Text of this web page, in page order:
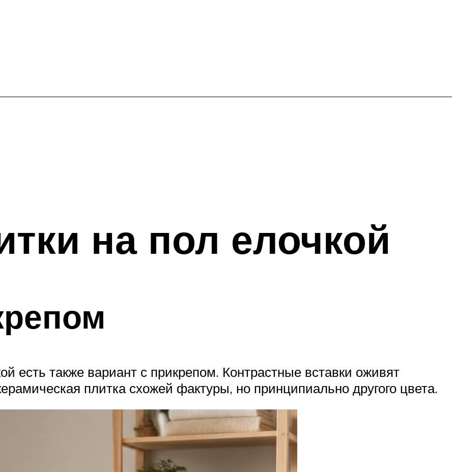
на пол елочкой
есть также вариант с прикрепом. Контрастные вставки оживят
плитка схожей фактуры, но принципиально другого цвета.